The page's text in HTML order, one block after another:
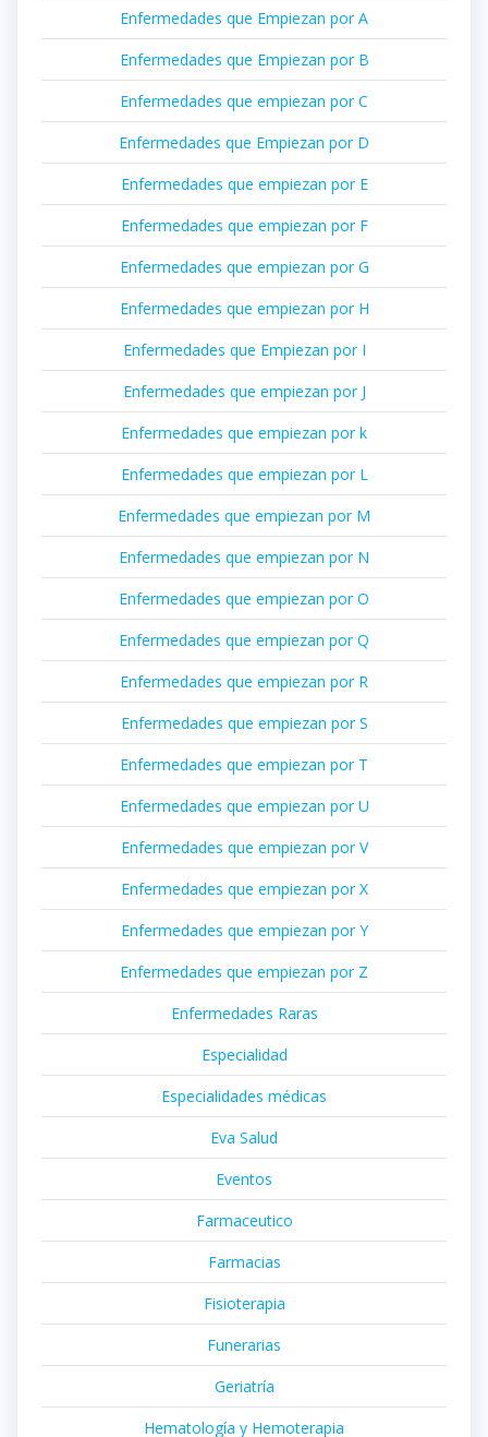
Enfermedades que Empiezan por A
Enfermedades que Empiezan por B
Enfermedades que empiezan por C
Enfermedades que Empiezan por D
Enfermedades que empiezan por E
Enfermedades que empiezan por F
Enfermedades que empiezan por G
Enfermedades que empiezan por H
Enfermedades que Empiezan por I
Enfermedades que empiezan por J
Enfermedades que empiezan por k
Enfermedades que empiezan por L
Enfermedades que empiezan por M
Enfermedades que empiezan por N
Enfermedades que empiezan por O
Enfermedades que empiezan por Q
Enfermedades que empiezan por R
Enfermedades que empiezan por S
Enfermedades que empiezan por T
Enfermedades que empiezan por U
Enfermedades que empiezan por V
Enfermedades que empiezan por X
Enfermedades que empiezan por Y
Enfermedades que empiezan por Z
Enfermedades Raras
Especialidad
Especialidades médicas
Eva Salud
Eventos
Farmaceutico
Farmacias
Fisioterapia
Funerarias
Geriatría
Hematología y Hemoterapia